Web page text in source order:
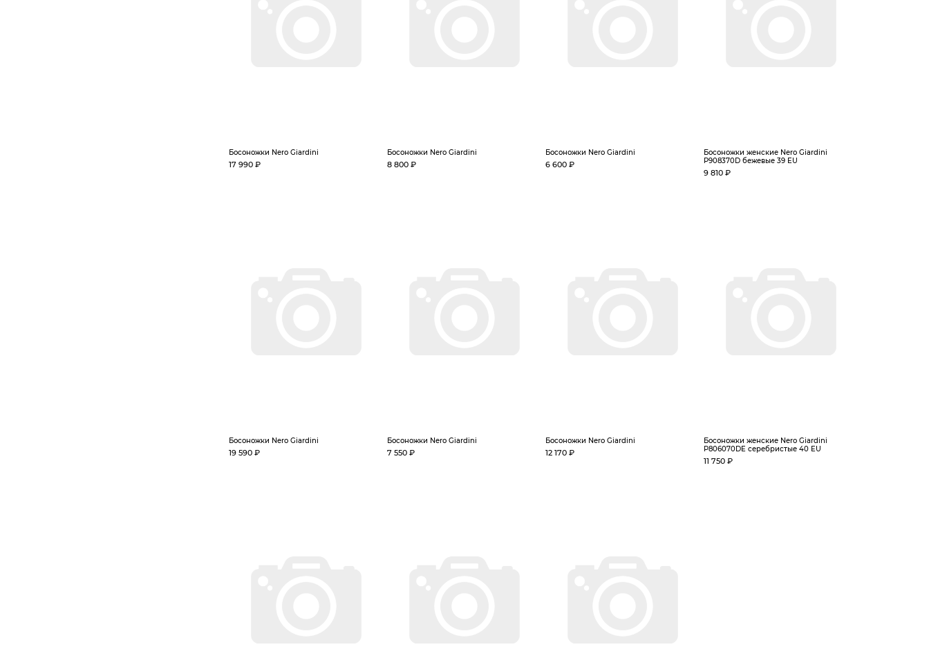
Босоножки Nero Giardini
17 990 ₽
Босоножки Nero Giardini
8 800 ₽
Босоножки Nero Giardini
6 600 ₽
Босоножки женские Nero Giardini
P908370D бежевые 39 EU
9 810 ₽
Босоножки Nero Giardini
19 590 ₽
Босоножки Nero Giardini
7 550 ₽
Босоножки Nero Giardini
12 170 ₽
Босоножки женские Nero Giardini
P806070DE серебристые 40 EU
11 750 ₽